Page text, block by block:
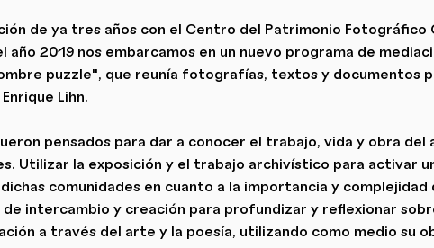
de ya tres años con el Centro del Patrimonio Fotográfico
año 2019 nos embarcamos en un nuevo programa de
puzzle", que reunía fotografías, textos y documentos
Lihn.
pensados para dar a conocer el trabajo, vida y obra del
Utilizar la exposición y el trabajo archivístico para activar
comunidades en cuanto a la importancia y
intercambio y creación para profundizar y reflexionar
a través del arte y la poesía, utilizando como medio su